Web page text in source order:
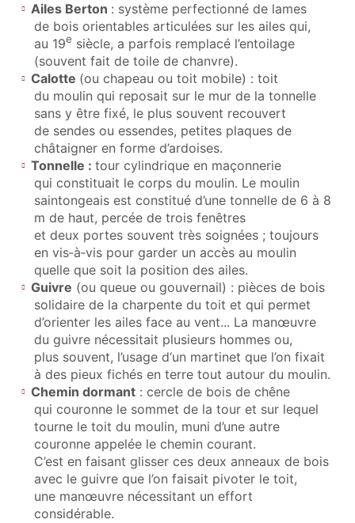
Ailes Berton : système perfectionné de lames
de bois orientables articulées sur les ailes qui,
au 19e siècle, a parfois remplacé l’entoilage
(souvent fait de toile de chanvre).
Calotte (ou chapeau ou toit mobile) : toit
du moulin qui reposait sur le mur de la tonnelle
sans y être fixé, le plus souvent recouvert
de sendes ou essendes, petites plaques de
châtaigner en forme d’ardoises.
Tonnelle : tour cylindrique en maçonnerie
qui constituait le corps du moulin. Le moulin
saintongeais est constitué d’une tonnelle de 6 à 8
m de haut, percée de trois fenêtres
et deux portes souvent très soignées ; toujours
en vis‑à‑vis pour garder un accès au moulin
quelle que soit la position des ailes.
Guivre (ou queue ou gouvernail) : pièces de bois
solidaire de la charpente du toit et qui permet
d’orienter les ailes face au vent... La manœuvre
du guivre nécessitait plusieurs hommes ou,
plus souvent, l’usage d‘un martinet que l’on fixait
à des pieux fichés en terre tout autour du moulin.
Chemin dormant: cercle de bois de chêne
qui couronne le sommet de la tour et sur lequel
tourne le toit du moulin, muni d’une autre
couronne appelée le chemin courant.
C’est en faisant glisser ces deux anneaux de bois
avec le guivre que l’on faisait pivoter le toit,
une manœuvre nécessitant un effort
considérable.